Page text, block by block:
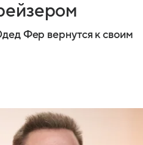
Фер вернутся к своим